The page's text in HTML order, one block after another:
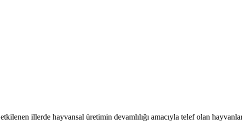
illerde hayvansal üretimin devamlılığı amacıyla telef olan